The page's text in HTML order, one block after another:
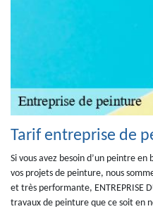
Tarif entreprise de
Si vous avez besoin d’un peintre
vos projets de peinture, nous
et très performante, ENTREPRISE
travaux de peinture que ce soit en